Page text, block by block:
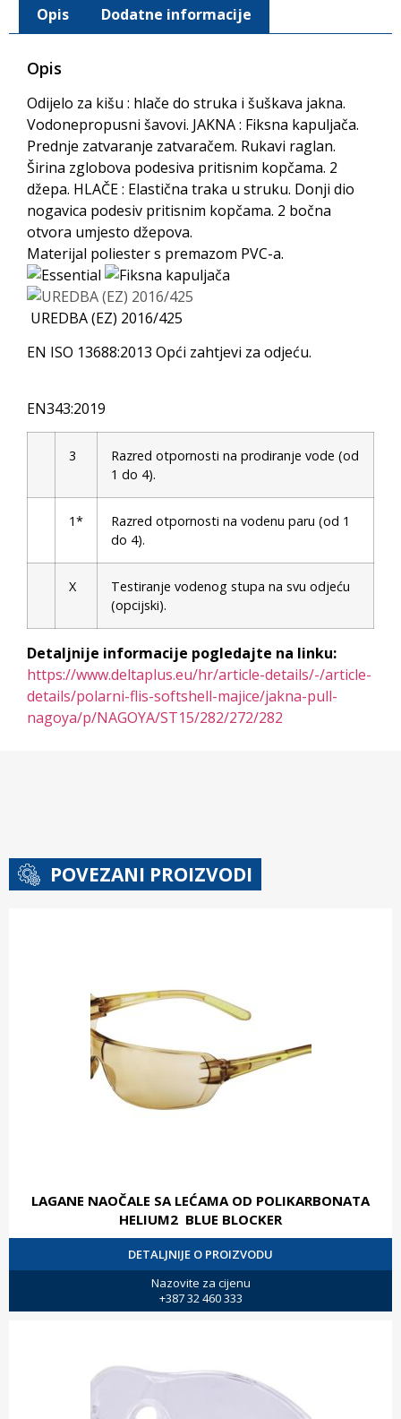
Opis Dodatne informacije
Opis
Odijelo za kišu : hlače do struka i šuškava jakna.
Vodonepropusni šavovi. JAKNA : Fiksna kapuljača.
Prednje zatvaranje zatvaračem. Rukavi raglan.
Širina zglobova podesiva pritisnim kopčama. 2
džepa. HLAČE : Elastična traka u struku. Donji dio
nogavica podesiv pritisnim kopčama. 2 bočna
otvora umjesto džepova.
Materijal poliester s premazom PVC-a.
UREDBA (EZ) 2016/425
EN ISO 13688:2013 Opći zahtjevi za odjeću.
EN343:2019
3
Razred otpornosti na prodiranje vode (od
1 do 4).
1*
Razred otpornosti na vodenu paru (od 1
do 4).
X
Testiranje vodenog stupa na svu odjeću
(opcijski).
Detaljnije informacije pogledajte na linku:
https://www.deltaplus.eu/hr/article-details/-/article-
details/polarni-flis-softshell-majice/jakna-pull-
nagoya/p/NAGOYA/ST15/282/272/282
POVEZANI PROIZVODI
LAGANE NAOČALE SA LEĆAMA OD POLIKARBONATA
HELIUM2 BLUE BLOCKER
DETALJNIJE O PROIZVODU
Nazovite za cijenu
+387 32 460 333